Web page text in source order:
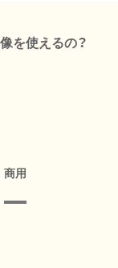
を使えるの？
商用